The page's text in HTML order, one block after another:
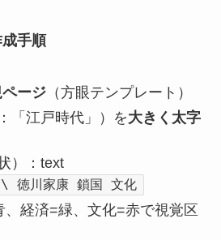
手順
ージ（方眼テンプレート）
「江戸時代」）を大きく太字
）：text
川家康 鎖国 文化
、経済=緑、文化=赤で視覚区